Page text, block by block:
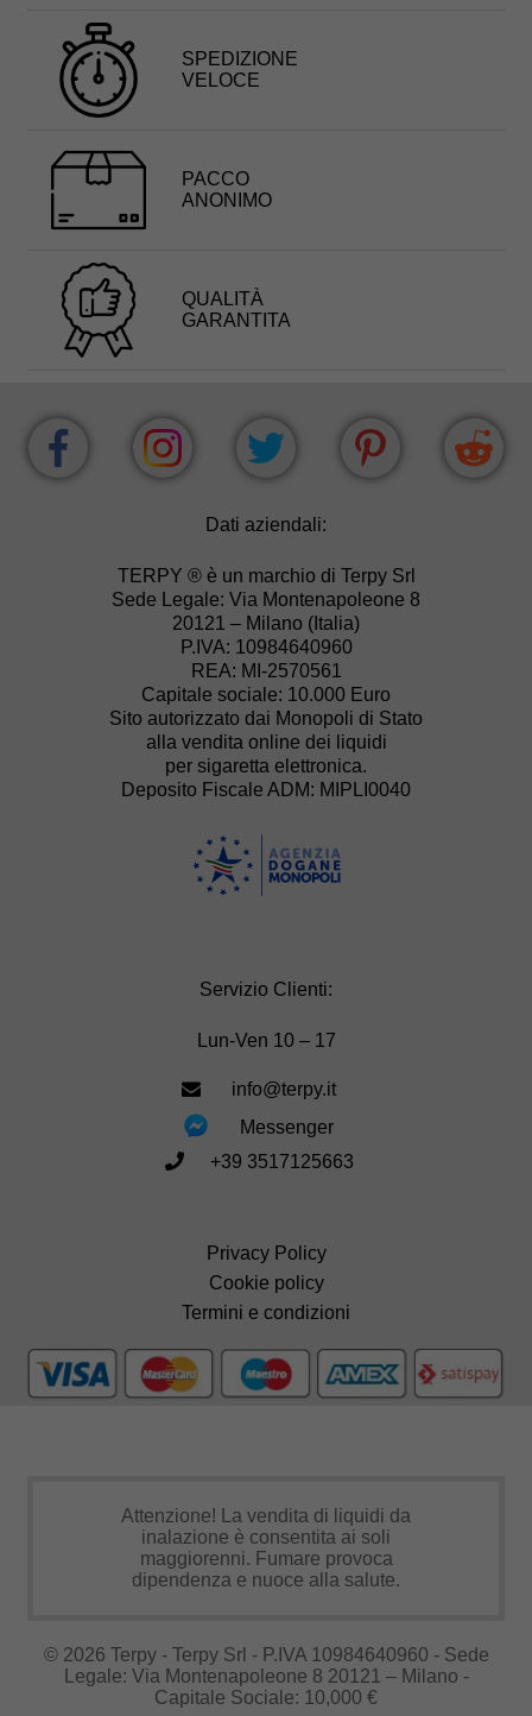
SPEDIZIONE
VELOCE
PACCO
ANONIMO
QUALITÀ
GARANTITA
Dati aziendali:
TERPY ® è un marchio di Terpy Srl
Sede Legale: Via Montenapoleone 8
20121 – Milano (Italia)
P.IVA: 10984640960
REA: MI-2570561
Capitale sociale: 10.000 Euro
Sito autorizzato dai Monopoli di Stato
alla vendita online dei liquidi
per sigaretta elettronica.
Deposito Fiscale ADM: MIPLI0040
Servizio Clienti:
Lun-Ven 10 – 17
info@terpy.it
Messenger
+39 3517125663
Privacy Policy
Cookie policy
Termini e condizioni
Attenzione! La vendita di liquidi da
inalazione è consentita ai soli
maggiorenni. Fumare provoca
dipendenza e nuoce alla salute.
© 2026 Terpy - Terpy Srl - P.IVA 10984640960 - Sede
Legale: Via Montenapoleone 8 20121 – Milano -
Capitale Sociale: 10,000 €